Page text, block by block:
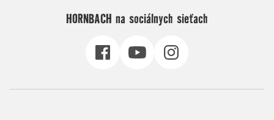
HORNBACH na sociálnych sieťach